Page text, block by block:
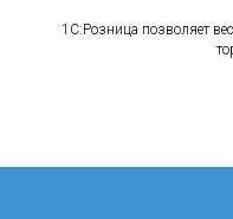
1С:Розница позволяет